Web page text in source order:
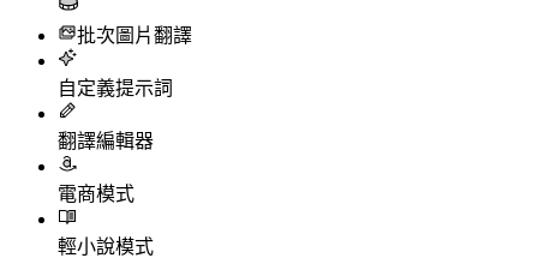
批次圖片翻譯
自定義提示詞
翻譯編輯器
電商模式
輕小說模式